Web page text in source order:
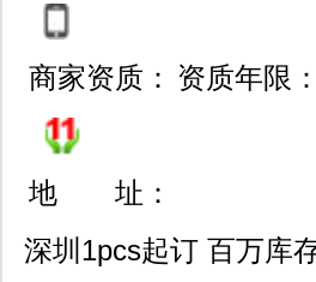
04
商家资质： 资质年限：
地 址：
深圳1pcs起订 百万库